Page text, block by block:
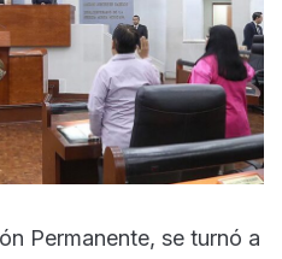
Permanente, se turnó a